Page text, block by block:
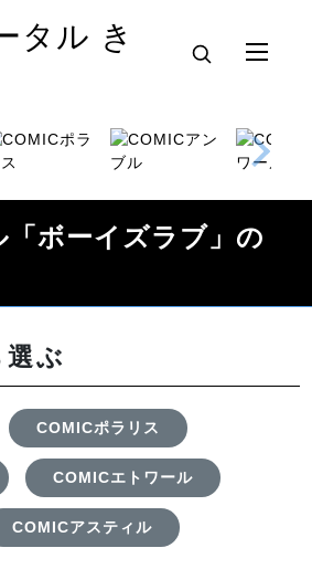
「ボーイズラブ」の
ぶ
COMICポラリス
COMICエトワール
COMICアスティル